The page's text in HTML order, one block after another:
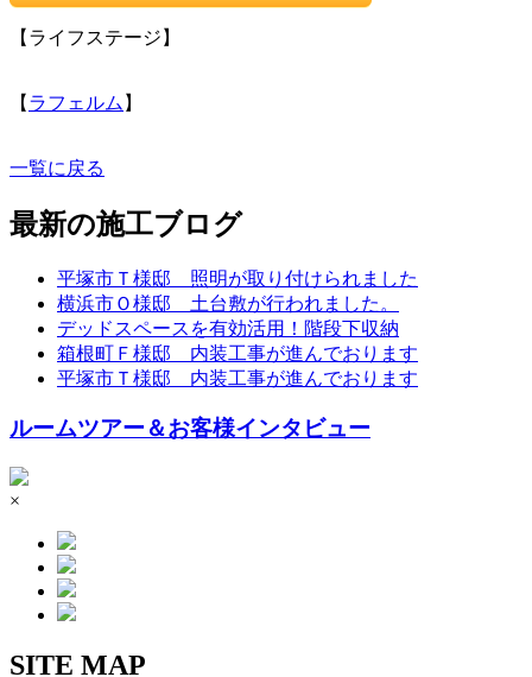
【ライフステージ】
【 ラフェルム 】
一覧に戻る
最新の施工ブログ
平塚市Ｔ様邸 照明が取り付けられました
横浜市Ｏ様邸 土台敷が行われました。
デッドスペースを有効活用！階段下収納
箱根町Ｆ様邸 内装工事が進んでおります
平塚市Ｔ様邸 内装工事が進んでおります
ルームツアー＆お客様インタビュー
×
SITE MAP